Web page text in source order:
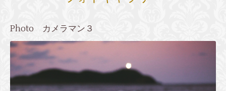
Photo カメラマン３